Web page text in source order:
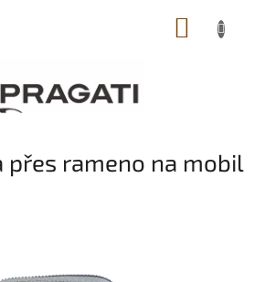
přes rameno na mobil